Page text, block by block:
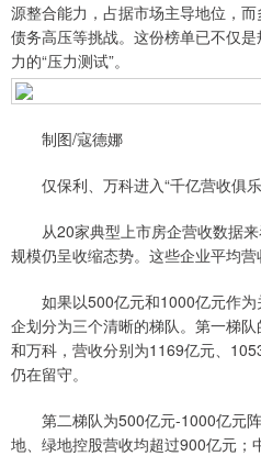
源整合能力，占据市场主导地位，而
债务高压等挑战。这份榜单已不仅
力的“压力测试”。
制图/寇德娜
仅保利、万科进入“千亿营收俱
从20家典型上市房企营收数据来
规模仍呈收缩态势。这些企业平均营
如果以500亿元和1000亿元作为
企划分为三个清晰的梯队。第一梯
和万科，营收分别为1169亿元、
仍在留守。
第二梯队为500亿元-1000亿元阵
地、绿地控股营收均超过900亿元；